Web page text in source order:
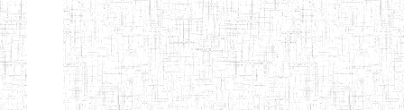
PEDAGOGIQUES
ENIEG DU HAUT
NKAM
12/08/2013 ENIEG